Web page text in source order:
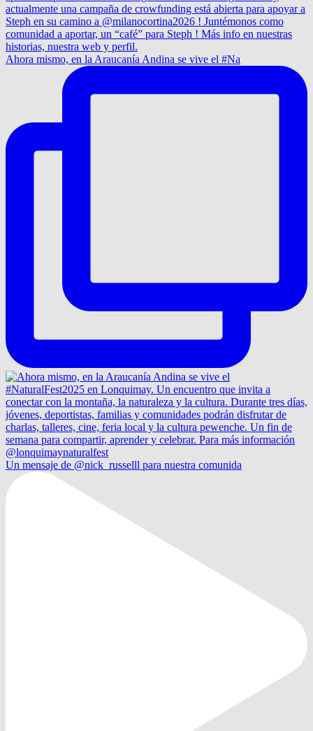
Ahora mismo, en la Araucanía Andina se vive el #Na
Un mensaje de @nick_russelll para nuestra comunida